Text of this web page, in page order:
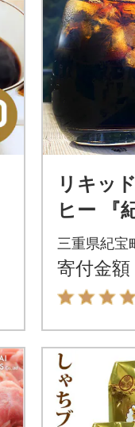
リキッ
ヒー 『
L×6本【
三重県紀宝
寄付金額